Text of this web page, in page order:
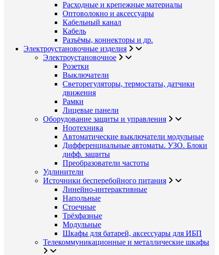
Расходные и крепежные материалы
Оптоволокно и аксессуары
Кабельный канал
Кабель
Разъёмы, коннекторы и др.
Электроустановочные изделия
Электроустановочное
Розетки
Выключатели
Светорегуляторы, термостаты, датчики
движения
Рамки
Лицевые панели
Оборудование защиты и управления
Ноотехника
Автоматические выключатели модульные
Дифференциальные автоматы. УЗО. Блоки
дифф. защиты
Преобразователи частоты
Удлинители
Источники бесперебойного питания
Линейно-интерактивные
Напольные
Стоечные
Трёхфазные
Модульные
Шкафы для батарей, аксессуары для ИБП
Телекоммуникационные и металлические шкафы